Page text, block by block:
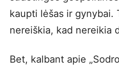
kaupti lėšas ir gynybai.
nereiškia, kad nereikia
Bet, kalbant apie